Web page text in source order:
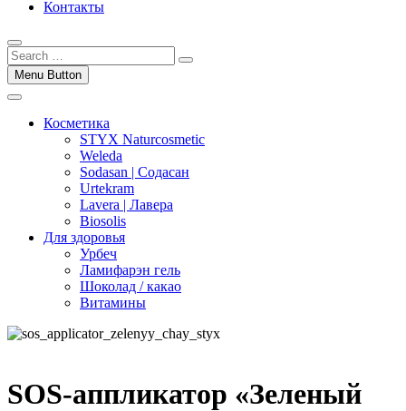
Контакты
Menu Button
Косметика
STYX Naturcosmetic
Weleda
Sodasan | Содасан
Urtekram
Lavera | Лавера
Biosolis
Для здоровья
Урбеч
Ламифарэн гель
Шоколад / какао
Витамины
SOS-аппликатор «Зеленый